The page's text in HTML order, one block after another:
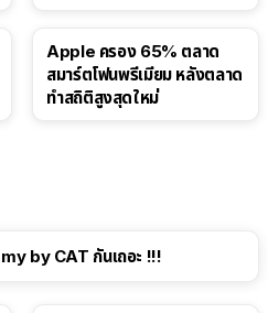
Apple ครอง 65% ตลาด
สมาร์ตโฟนพรีเมียม หลังตลาด
ทำสถิติสูงสุดใหม่
my by CAT กันเถอะ !!!